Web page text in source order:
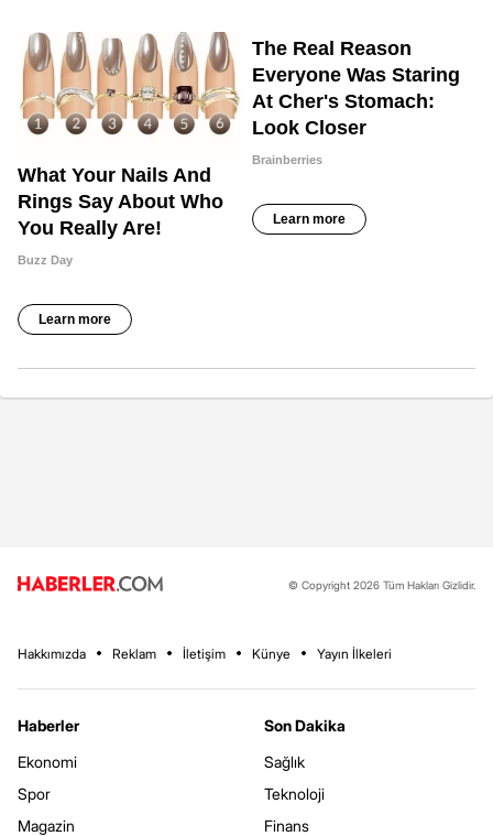
© Copyright 2026 Tüm Hakları Gizlidir.
Hakkımızda Reklam İletişim Künye Yayın İlkeleri
Haberler
Ekonomi
Spor
Magazin
Son Dakika
Sağlık
Teknoloji
Finans